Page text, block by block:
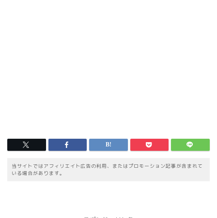
当サイトではアフィリエイト広告の利用、またはプロモーション記事が含まれて
いる場合があります。